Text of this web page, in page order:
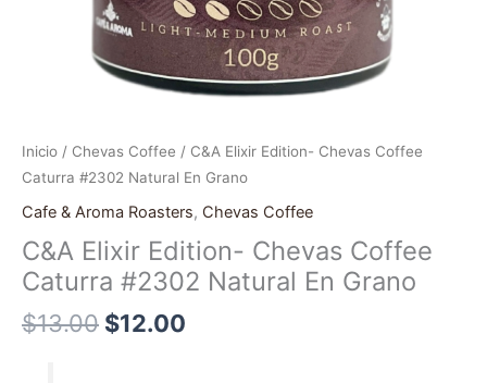
Inicio / Chevas Coffee / C&A Elixir Edition- Chevas Coffee
Caturra #2302 Natural En Grano
Cafe & Aroma Roasters, Chevas Coffee
C&A Elixir Edition- Chevas Coffee
Caturra #2302 Natural En Grano
$13.00 $12.00